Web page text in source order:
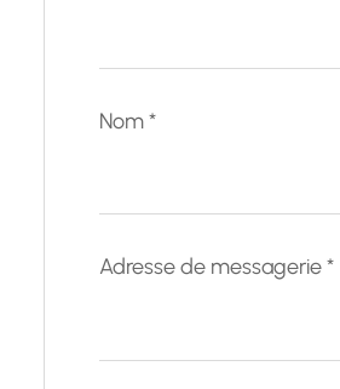
Nom*
Adresse de messagerie*